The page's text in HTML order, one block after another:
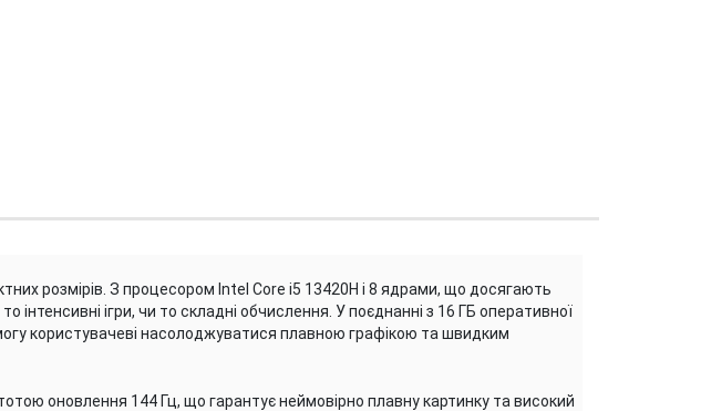
розмірів. З процесором Intel Core i5 13420H і 8 ядрами, що досягають
ігри, чи то складні обчислення. У поєднанні з 16 ГБ оперативної
користувачеві насолоджуватися плавною графікою та швидким
оновлення 144 Гц, що гарантує неймовірно плавну картинку та високий